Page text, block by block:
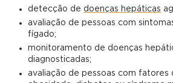
detecção de doenças hepáticas
avaliação de pessoas com
fígado;
monitoramento de doenças
diagnosticadas;
avaliação de pessoas com fatores